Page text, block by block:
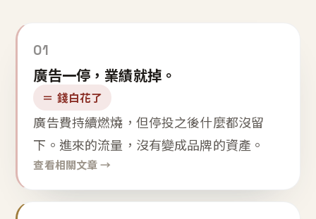
01
廣告一停，業績就掉。
＝ 錢白花了
廣告費持續燃燒，但停投之後什麼都沒留
下。進來的流量，沒有變成品牌的資產。
查看相關文章 →